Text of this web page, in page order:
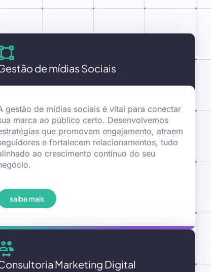
de mídias Sociais
gestão de mídias sociais é vital para conectar
marca ao público certo. Desenvolvemos
que promovem engajamento, atraem
e fortalecem relacionamentos, tudo
ao crescimento contínuo do seu
saiba mais
Marketing Digital